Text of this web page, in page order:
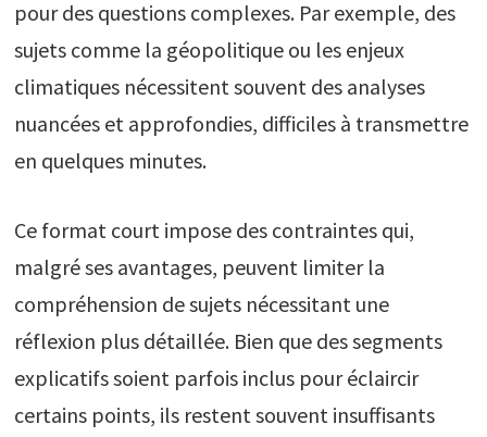
pour des questions complexes. Par exemple, des
sujets comme la géopolitique ou les enjeux
climatiques nécessitent souvent des analyses
nuancées et approfondies, difficiles à transmettre
en quelques minutes.
Ce format court impose des contraintes qui,
malgré ses avantages, peuvent limiter la
compréhension de sujets nécessitant une
réflexion plus détaillée. Bien que des segments
explicatifs soient parfois inclus pour éclaircir
certains points, ils restent souvent insuffisants